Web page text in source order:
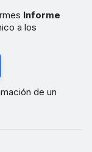
Informe
a los
de un